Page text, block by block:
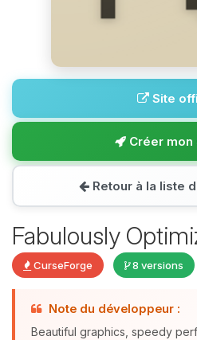
Site
Créer mon
Retour à la liste
Fabulously
CurseForge 8 versions
Note du développeur :
Beautiful graphics, speedy